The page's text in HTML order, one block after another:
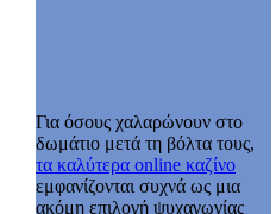
Για όσους χαλαρώνουν στο
δωμάτιο μετά τη βόλτα τους,
τα καλύτερα online καζίνο
εμφανίζονται συχνά ως μια
ακόμη επιλογή ψυχαγωγίας